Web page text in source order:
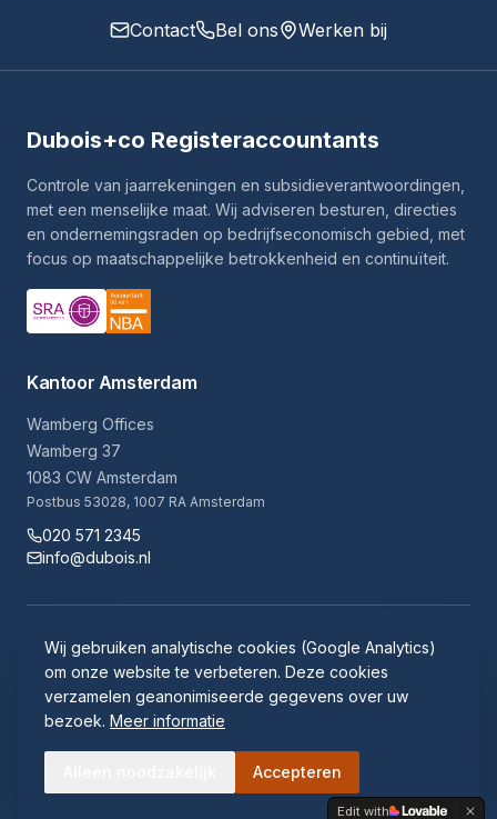
Contact Bel ons Werken bij
Dubois+co Registeraccountants
Controle van jaarrekeningen en subsidieverantwoordingen,
met een menselijke maat. Wij adviseren besturen, directies
en ondernemingsraden op bedrijfseconomisch gebied, met
focus op maatschappelijke betrokkenheid en continuïteit.
Kantoor Amsterdam
Wamberg Offices
Wamberg 37
1083 CW Amsterdam
Postbus 53028, 1007 RA Amsterdam
020 571 2345
info@dubois.nl
Algemene voorwaardenDisclaimerKlachtenregeling
Cookie instellingenKlokkenluidersregelingCryptshare
©2026Dubois+co. Alle rechten voorbehouden.
Naar boven
Wij gebruiken analytische cookies (Google Analytics)
om onze website te verbeteren. Deze cookies
verzamelen geanonimiseerde gegevens over uw
bezoek. Meer informatie
Accepteren
Edit with